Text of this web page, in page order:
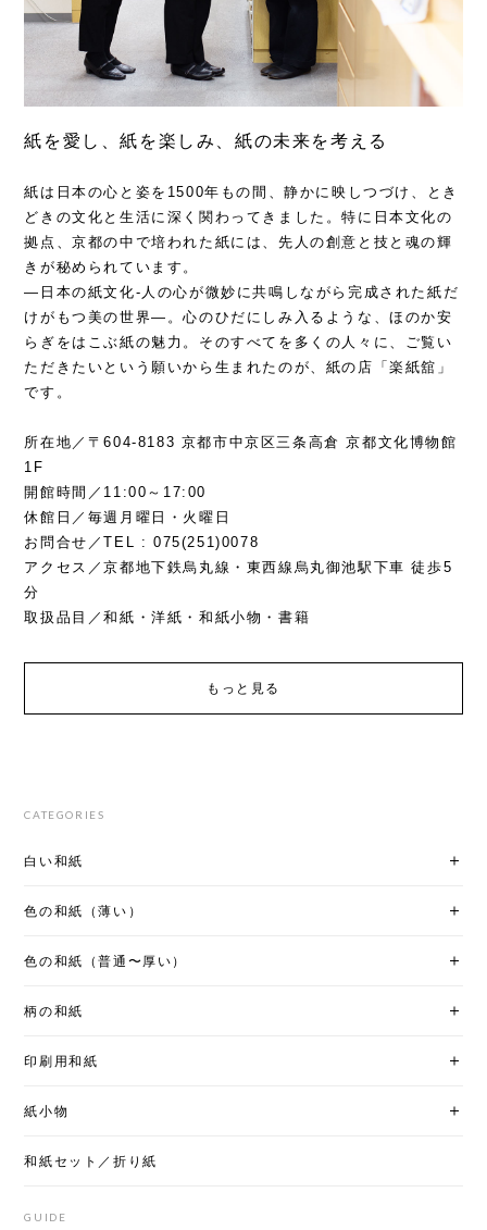
紙を愛し、紙を楽しみ、紙の未来を考える
紙は日本の心と姿を1500年もの間、静かに映しつづけ、とき
どきの文化と生活に深く関わってきました。特に日本文化の
拠点、京都の中で培われた紙には、先人の創意と技と魂の輝
きが秘められています。
―日本の紙文化-人の心が微妙に共鳴しながら完成された紙だ
けがもつ美の世界―。心のひだにしみ入るような、ほのか安
らぎをはこぶ紙の魅力。そのすべてを多くの人々に、ご覧い
ただきたいという願いから生まれたのが、紙の店「楽紙舘」
です。
所在地／〒604-8183 京都市中京区三条高倉 京都文化博物館
1F
開館時間／11:00～17:00
休館日／毎週月曜日・火曜日
お問合せ／TEL : 075(251)0078
アクセス／京都地下鉄烏丸線・東西線烏丸御池駅下車 徒歩5
分
取扱品目／和紙・洋紙・和紙小物・書籍
もっと見る
CATEGORIES
白い和紙
色の和紙（薄い）
色の和紙（普通〜厚い）
柄の和紙
印刷用和紙
紙小物
和紙セット／折り紙
GUIDE